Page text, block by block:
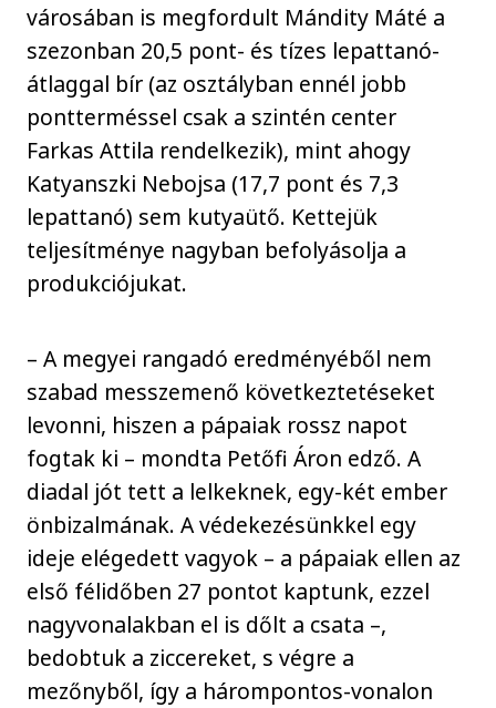
városában is megfordult Mándity Máté a
szezonban 20,5 pont- és tízes lepattanó-
átlaggal bír (az osztályban ennél jobb
pontterméssel csak a szintén center
Farkas Attila rendelkezik), mint ahogy
Katyanszki Nebojsa (17,7 pont és 7,3
lepattanó) sem kutyaütő. Kettejük
teljesítménye nagyban befolyásolja a
produkciójukat.
– A megyei rangadó eredményéből nem
szabad messzemenő következtetéseket
levonni, hiszen a pápaiak rossz napot
fogtak ki – mondta Petőfi Áron edző. A
diadal jót tett a lelkeknek, egy-két ember
önbizalmának. A védekezésünkkel egy
ideje elégedett vagyok – a pápaiak ellen az
első félidőben 27 pontot kaptunk, ezzel
nagyvonalakban el is dőlt a csata –,
bedobtuk a ziccereket, s végre a
mezőnyből, így a hárompontos-vonalon